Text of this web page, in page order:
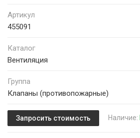
Артикул
455091
Каталог
Вентиляция
Группа
Клапаны (противопожарные)
Запросить стоимость Наличие: